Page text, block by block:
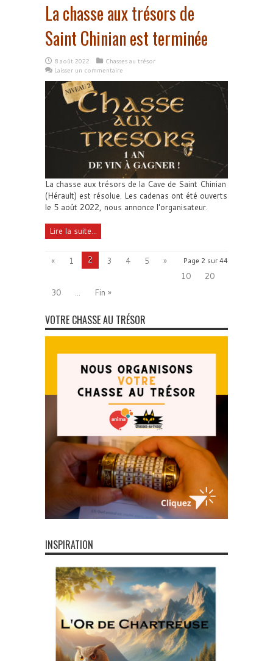
La chasse aux trésors de
Saint Chinian est terminée
8 août 2022
Chasses au trésor
Laisser un commentaire
La chasse aux trésors de la Cave de Saint Chinian
(Hérault) est résolue. Les cadenas ont été ouverts
le 5 août 2022, nous annonce l'organisateur.
Lire la suite...
Page 2 sur 44
« 1 2 3 4 5
»
10
20
30
... Fin »
VOTRE CHASSE AU TRÉSOR
INSPIRATION